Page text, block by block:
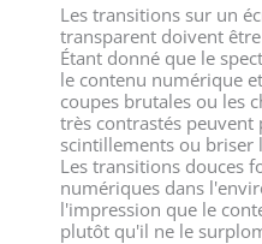
Les transitions sur un
transparent doivent
Étant donné que le
le contenu numérique
coupes brutales ou les
très contrastés
scintillements ou
Les transitions douces
numériques dans
l'impression que le
plutôt qu'il ne le